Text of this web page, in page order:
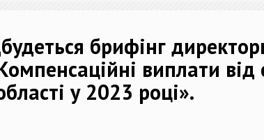
брифінг
виплати від
у 2023 році».